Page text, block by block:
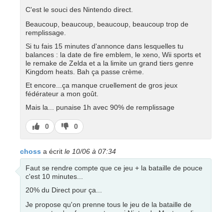
C'est le souci des Nintendo direct.
Beaucoup, beaucoup, beaucoup, beaucoup trop de
remplissage.
Si tu fais 15 minutes d'annonce dans lesquelles tu
balances : la date de fire emblem, le xeno, Wii sports et
le remake de Zelda et a la limite un grand tiers genre
Kingdom heats. Bah ça passe crème.
Et encore...ça manque cruellement de gros jeux
fédérateur a mon goût.
Mais la... punaise 1h avec 90% de remplissage
J’aime
0
J’aime
pas
0
choss a écrit le 10/06 à 07:34
Faut se rendre compte que ce jeu + la bataille de pouce
c'est 10 minutes...
20% du Direct pour ça...
Je propose qu'on prenne tous le jeu de la bataille de